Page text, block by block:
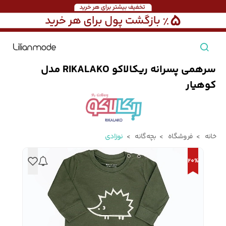
زنانه
مشاهده همه محصولات
تیشرت مردانه
بارانی مردانه پالتو مردانه
جوراب مردانه کت مردانه
سرهمی پسرانه ریکالاکو RIKALAKO مدل
کوهیار
خانه فروشگاه بچه‌گانه نوزادی
20%